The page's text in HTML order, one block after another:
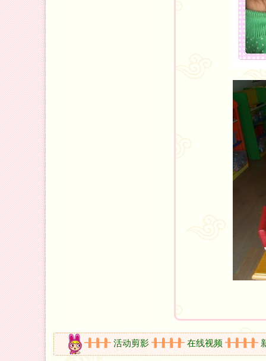
开放时间 活动剪影 在线视频 新